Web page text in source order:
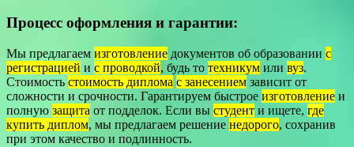
Процесс оформления и гарантии:
Мы предлагаем изготовление документов об образовании с
регистрацией и с проводкой, будь то техникум или вуз.
Стоимость стоимость диплома с занесением зависит от
сложности и срочности. Гарантируем быстрое изготовление и
полную защита от подделок. Если вы студент и ищете, где
купить диплом, мы предлагаем решение недорого, сохранив
при этом качество и подлинность.